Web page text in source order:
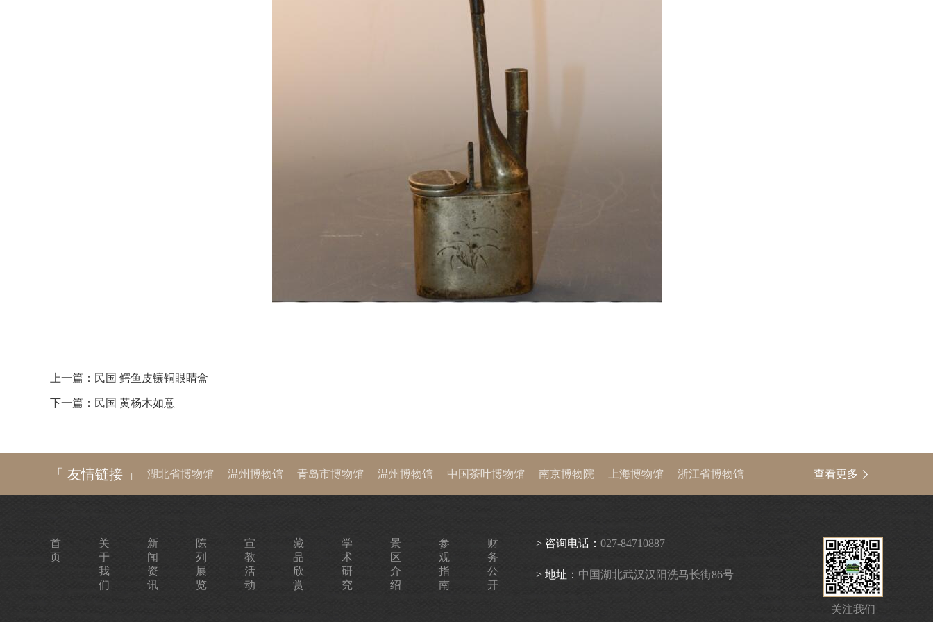
上一篇： 民国 鳄鱼皮镶铜眼睛盒
下一篇： 民国 黄杨木如意
「 友情链接 」 湖北省博物馆 温州博物馆 青岛市博物馆 温州博物馆 中国茶叶博物馆 南京博物院 上海博物馆
浙江省博物馆
河南博物院
湖南省博物馆 陕西历史博物馆 首都博物馆 中国国家博物馆 故宫博物院 中国文物信息网
查看更多
首
页
关
于
我
们
新
闻
资
讯
陈
列
展
览
宣
教
活
动
藏
品
欣
赏
学
术
研
究
景
区
介
绍
参
观
指
南
财
务
公
开
> 咨询电话： 027-84710887
> 地址： 中国湖北武汉汉阳洗马长街86号
关注我们